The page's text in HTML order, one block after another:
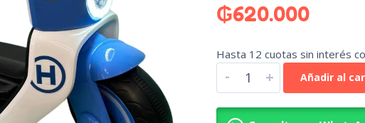
₲620.000
Hasta 12 cuotas sin interés
- + Añadir al